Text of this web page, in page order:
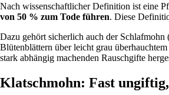
Nach wissenschaftlicher Definition ist eine
von 50 % zum Tode führen. Diese
Dazu gehört sicherlich auch der
Blütenblättern über leicht grau
stark abhängig machenden Rauschgifte
Klatschmohn: Fast